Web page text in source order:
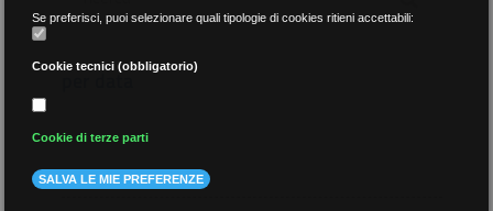
per data
Se preferisci, puoi selezionare quali tipologie di cookies ritieni accettabili:
Cookie tecnici (obbligatorio)
Cookie di terze parti
SALVA LE MIE PREFERENZE